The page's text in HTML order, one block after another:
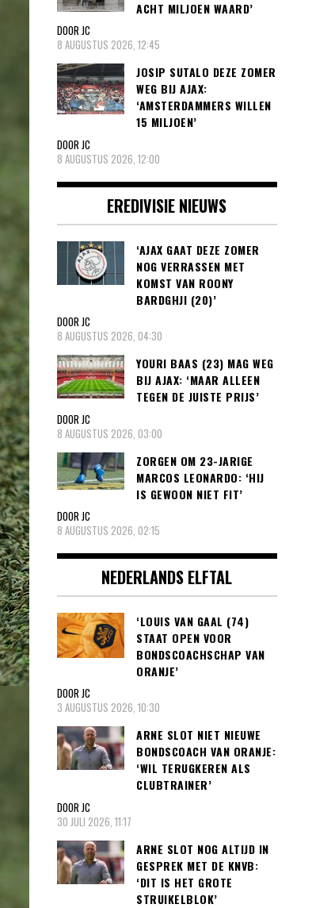
ACHT MILJOEN WAARD’
DOOR JC
8 AUGUSTUS 2026, 12:45
JOSIP SUTALO DEZE ZOMER
WEG BIJ AJAX:
‘AMSTERDAMMERS WILLEN
15 MILJOEN’
DOOR JC
8 AUGUSTUS 2026, 12:00
EREDIVISIE NIEUWS
‘AJAX GAAT DEZE ZOMER
NOG VERRASSEN MET
KOMST VAN ROONY
BARDGHJI (20)’
DOOR JC
8 AUGUSTUS 2026, 04:30
YOURI BAAS (23) MAG WEG
BIJ AJAX: ‘MAAR ALLEEN
TEGEN DE JUISTE PRIJS’
DOOR JC
8 AUGUSTUS 2026, 03:00
ZORGEN OM 23-JARIGE
MARCOS LEONARDO: ‘HIJ
IS GEWOON NIET FIT’
DOOR JC
8 AUGUSTUS 2026, 02:15
NEDERLANDS ELFTAL
‘LOUIS VAN GAAL (74)
STAAT OPEN VOOR
BONDSCOACHSCHAP VAN
ORANJE’
DOOR JC
3 AUGUSTUS 2026, 10:30
ARNE SLOT NIET NIEUWE
BONDSCOACH VAN ORANJE:
‘WIL TERUGKEREN ALS
CLUBTRAINER’
DOOR JC
30 JULI 2026, 11:17
ARNE SLOT NOG ALTIJD IN
GESPREK MET DE KNVB:
‘DIT IS HET GROTE
STRUIKELBLOK’